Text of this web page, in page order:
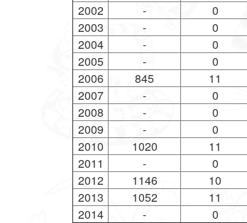
2002
-
0
2003
-
0
2004
-
0
2005
-
0
2006
845
11
2007
-
0
2008
-
0
2009
-
0
2010
1020
11
2011
-
0
2012
1146
10
2013
1052
11
2014
- 0